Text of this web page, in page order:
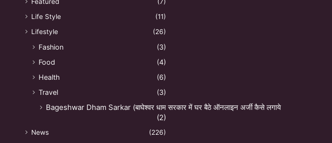
Life Style
(11)
Lifestyle
(26)
Fashion
(3)
Food
(4)
Health
(6)
Travel
(3)
Bageshwar Dham Sarkar (बाघेश्वर धाम सरकार में घर बैठे ऑनलाइन अर्जी कैसे लगाये
(2)
News (226)